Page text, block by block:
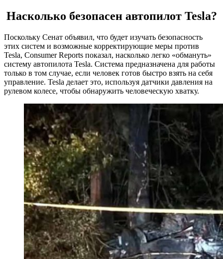
Насколько безопасен автопилот Tesla?
Поскольку Сенат объявил, что будет изучать безопасность
этих систем и возможные корректирующие меры против
Tesla, Consumer Reports показал, насколько легко «обмануть»
систему автопилота Tesla. Система предназначена для работы
только в том случае, если человек готов быстро взять на себя
управление. Tesla делает это, используя датчики давления на
рулевом колесе, чтобы обнаружить человеческую хватку.